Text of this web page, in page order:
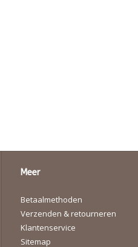
Meer
Betaalmethoden
Verzenden & retourneren
Klantenservice
Sitemap